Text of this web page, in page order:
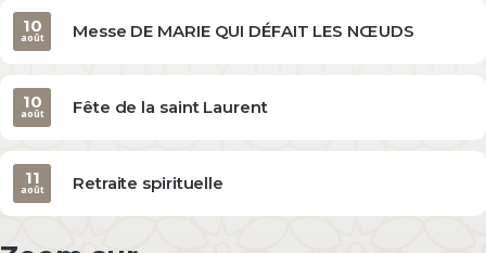
Messe DE MARIE QUI DÉFAIT LES NŒUDS
10
août
Fête de la saint Laurent
10
août
Retraite spirituelle
11
août